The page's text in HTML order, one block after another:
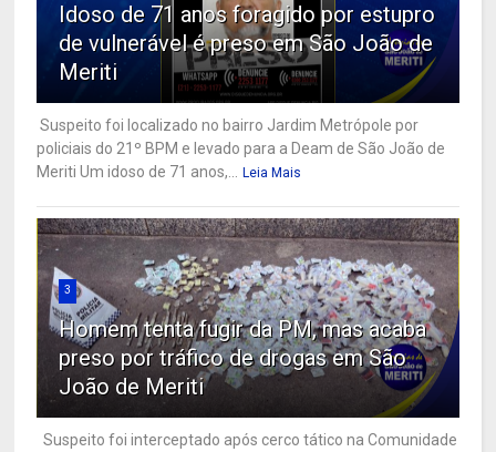
Idoso de 71 anos foragido por estupro
de vulnerável é preso em São João de
Meriti
Suspeito foi localizado no bairro Jardim Metrópole por
policiais do 21º BPM e levado para a Deam de São João de
Meriti Um idoso de 71 anos,...
Leia Mais
3
Homem tenta fugir da PM, mas acaba
preso por tráfico de drogas em São
João de Meriti
Suspeito foi interceptado após cerco tático na Comunidade